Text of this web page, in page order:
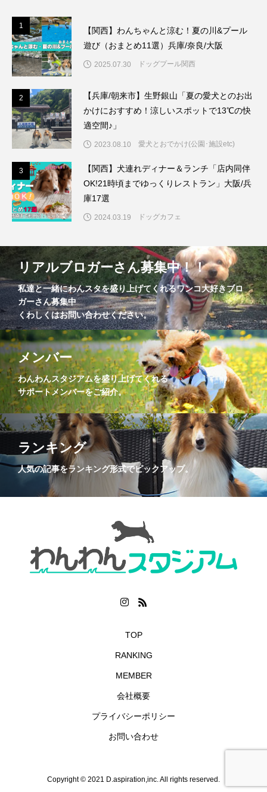
1
【関西】わんちゃんと涼む！夏の川&プール
遊び（おまとめ11選）兵庫/奈良/大阪
2025.07.30 ドッグプール関西
2
【兵庫/朝来市】生野銀山「夏の愛犬とのお出
かけにおすすめ！涼しいスポットで13℃の快
適空間♪」
2023.08.10 愛犬とおでかけ(公園･施設etc)
3
【関西】犬連れディナー＆ランチ「店内同伴
OK!21時頃までゆっくりレストラン」大阪/兵
庫17選
2024.03.19 ドッグカフェ
リアルブロガーさん募集中！！
私達と一緒にわんスタを盛り上げてくれるワンコ大好きブロ
ガーさん募集中
くわしくはお問い合わせください。
メンバー
わんわんスタジアムを盛り上げてくれる
サポートメンバーをご紹介。
ランキング
人気の記事をランキング形式でピックアップ。
TOP
RANKING
MEMBER
会社概要
プライバシーポリシー
お問い合わせ
Copyright © 2021 D.aspiration,inc. All rights reserved.